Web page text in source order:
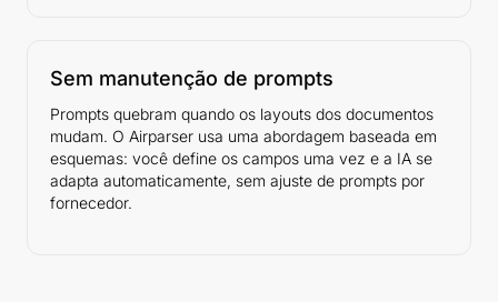
Sem manutenção de prompts
Prompts quebram quando os layouts dos documentos
mudam. O Airparser usa uma abordagem baseada em
esquemas: você define os campos uma vez e a IA se
adapta automaticamente, sem ajuste de prompts por
fornecedor.